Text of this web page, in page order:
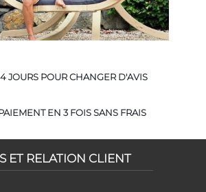
JOURS POUR CHANGER D'AVIS
EN 3 FOIS SANS FRAIS
ET RELATION CLIENT